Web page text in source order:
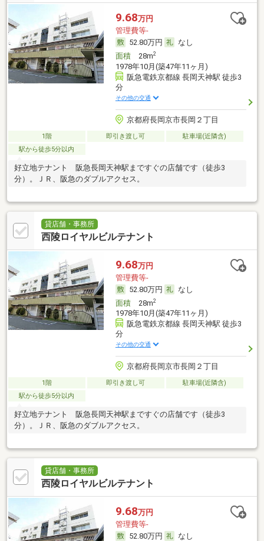
9.68万円
管理費等-
52.80万円
なし
面積28m2
1978年10月(築47年11ヶ月)
阪急電鉄京都線 長岡天神駅 徒歩3
分
その他の交通
京都府長岡京市長岡２丁目
1階 即引き渡し可
駐車場(近隣含)
駅から徒歩5分以内
好立地テナント 阪急長岡天神駅まですぐの店舗です（徒歩3
分）。ＪＲ、阪急のダブルアクセス。
貸店舗・事務所
西陵ロイヤルビルテナント
9.68万円
管理費等-
52.80万円
なし
面積28m2
1978年10月(築47年11ヶ月)
阪急電鉄京都線 長岡天神駅 徒歩3
分
その他の交通
京都府長岡京市長岡２丁目
1階 即引き渡し可
駐車場(近隣含)
駅から徒歩5分以内
好立地テナント 阪急長岡天神駅まですぐの店舗です（徒歩3
分）。ＪＲ、阪急のダブルアクセス。
貸店舗・事務所
西陵ロイヤルビルテナント
9.68万円
管理費等-
52.80万円
なし